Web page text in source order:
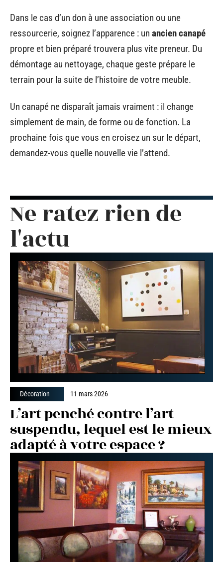
Dans le cas d’un don à une association ou une
ressourcerie, soignez l’apparence : un ancien canapé
propre et bien préparé trouvera plus vite preneur. Du
démontage au nettoyage, chaque geste prépare le
terrain pour la suite de l’histoire de votre meuble.
Un canapé ne disparaît jamais vraiment : il change
simplement de main, de forme ou de fonction. La
prochaine fois que vous en croisez un sur le départ,
demandez-vous quelle nouvelle vie l’attend.
Ne ratez rien de
l'actu
Décoration 11 mars 2026
L’art penché contre l’art
suspendu, lequel est le mieux
adapté à votre espace ?